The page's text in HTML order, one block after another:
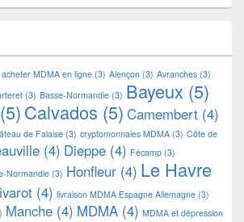
acheter MDMA en ligne (3) Alençon (3) Avranches (3)
(3) Basse-Normandie (3) Bayeux (5)
(5)Calvados (5) Camembert (4)
de Falaise (3) cryptomonnaies MDMA (3) Côte de
(4) Dieppe (4) Fécamp (3)
Normandie (3) Honfleur (4) Le Havre
(4) livraison MDMA Espagne Allemagne (3)
Manche (4) MDMA (4) MDMA et dépression